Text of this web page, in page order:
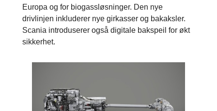
Europa og for biogassløsninger. Den nye
drivlinjen inkluderer nye girkasser og bakaksler.
Scania introduserer også digitale bakspeil for økt
sikkerhet.